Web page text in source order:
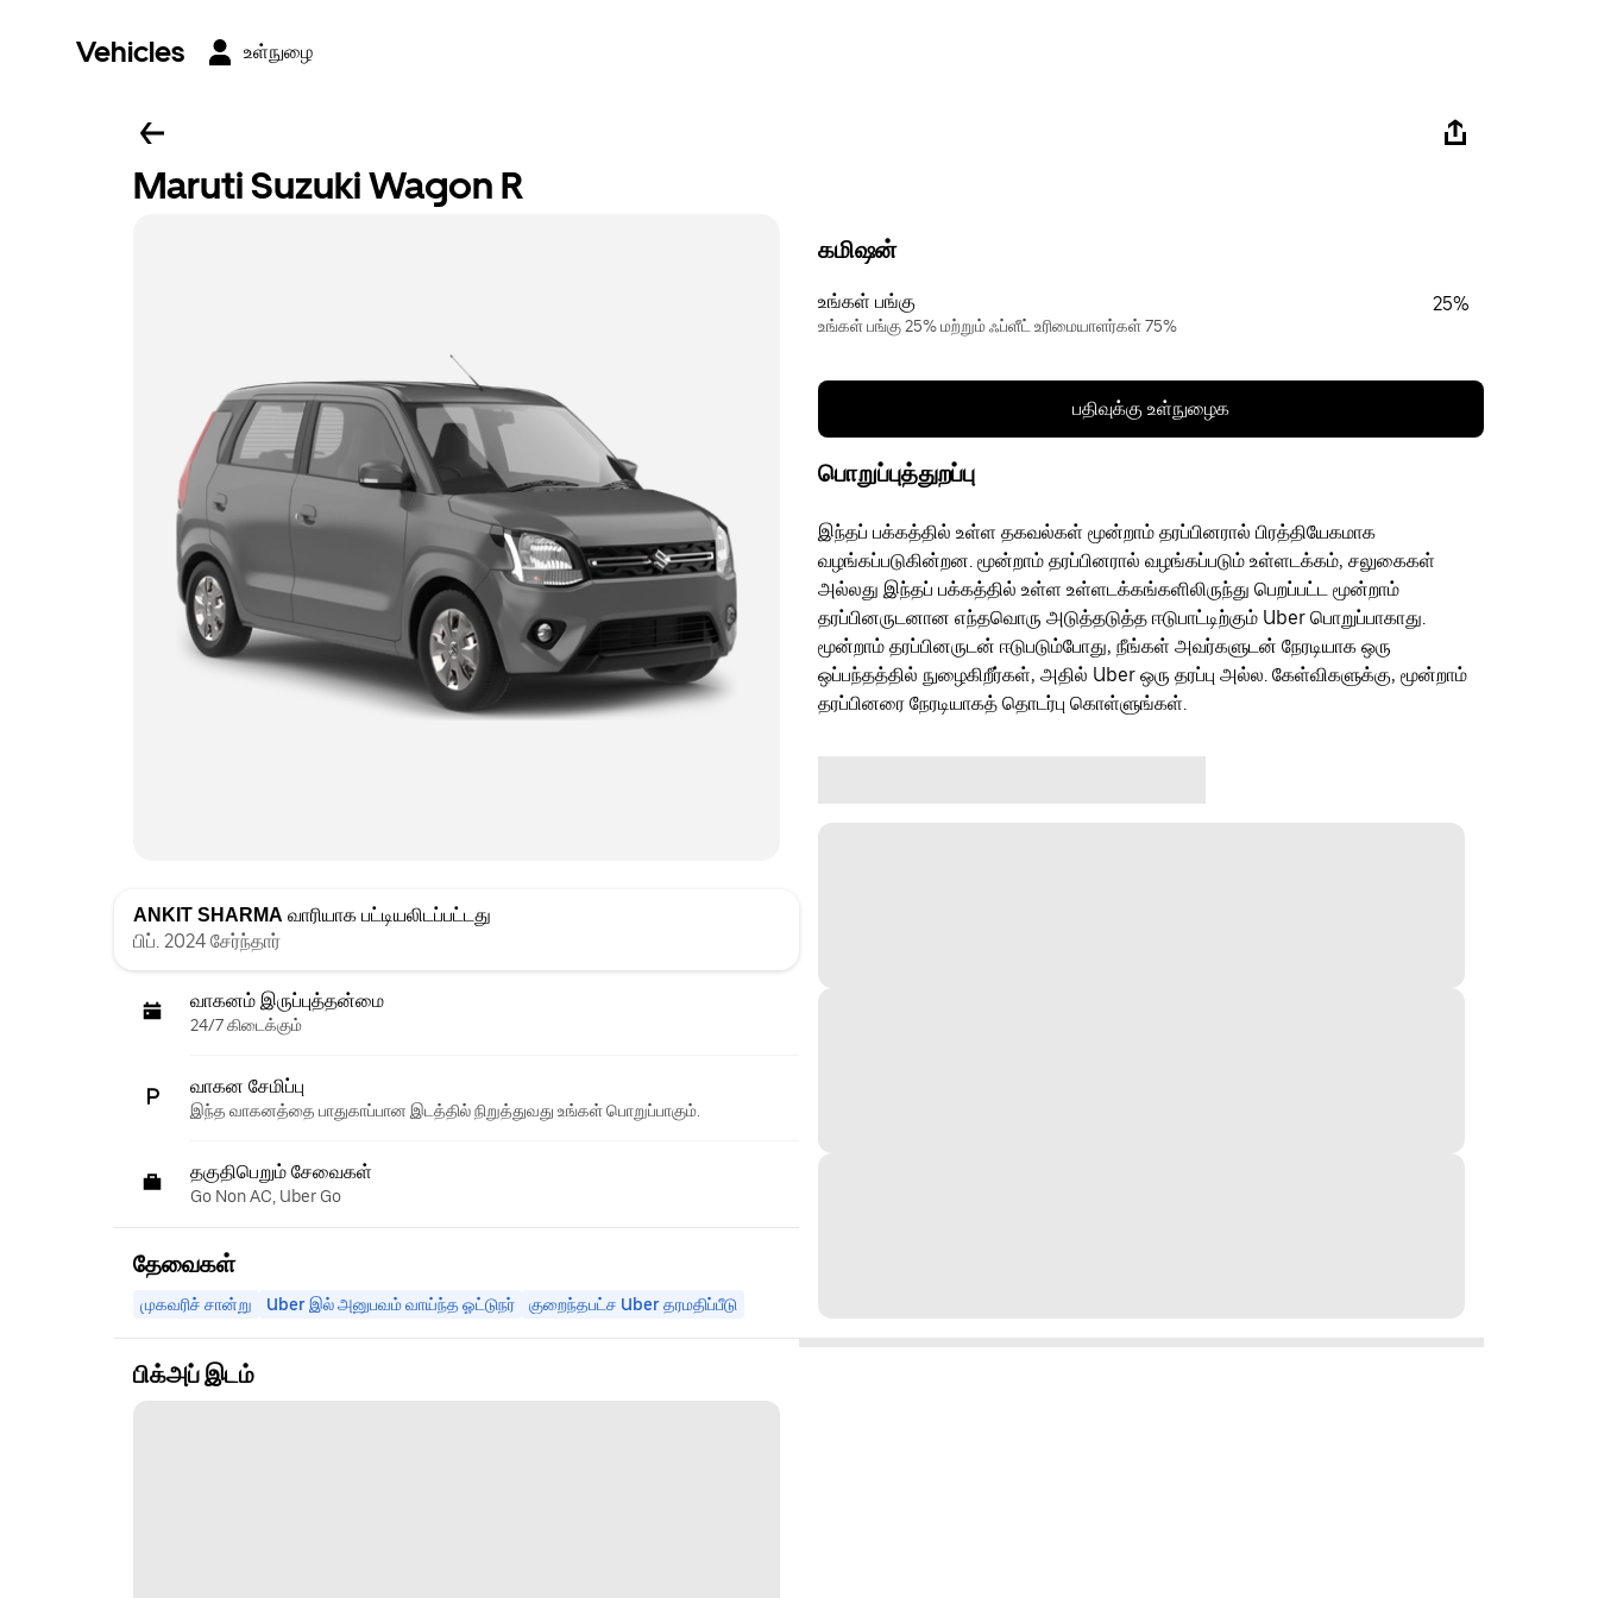
Vehicles உள்நுழை
Maruti Suzuki Wagon R
ANKIT SHARMA வாரியாக பட்டியலிடப்பட்டது
பிப். 2024 சேர்ந்தார்
வாகனம் இருப்புத்தன்மை
24/7 கிடைக்கும்
வாகன சேமிப்பு
இந்த வாகனத்தை பாதுகாப்பான இடத்தில் நிறுத்துவது உங்கள் பொறுப்பாகும்.
தகுதிபெறும் சேவைகள்
Go Non AC, Uber Go
தேவைகள்
முகவரிச் சான்று Uber இல் அனுபவம் வாய்ந்த ஓட்டுநர் குறைந்தபட்ச Uber தரமதிப்பீடு
பிக்அப் இடம்
கமிஷன்
உங்கள் பங்கு
உங்கள் பங்கு 25% மற்றும் ஃப்ளீட் உரிமையாளர்கள் 75%
25%
பதிவுக்கு உள்நுழைக
பொறுப்புத்துறப்பு
இந்தப் பக்கத்தில் உள்ள தகவல்கள் மூன்றாம் தரப்பினரால் பிரத்தியேகமாக
வழங்கப்படுகின்றன. மூன்றாம் தரப்பினரால் வழங்கப்படும் உள்ளடக்கம், சலுகைகள்
அல்லது இந்தப் பக்கத்தில் உள்ள உள்ளடக்கங்களிலிருந்து பெறப்பட்ட மூன்றாம்
தரப்பினருடனான எந்தவொரு அடுத்தடுத்த ஈடுபாட்டிற்கும் Uber பொறுப்பாகாது.
மூன்றாம் தரப்பினருடன் ஈடுபடும்போது, நீங்கள் அவர்களுடன் நேரடியாக ஒரு
ஒப்பந்தத்தில் நுழைகிறீர்கள், அதில் Uber ஒரு தரப்பு அல்ல. கேள்விகளுக்கு, மூன்றாம்
தரப்பினரை நேரடியாகத் தொடர்பு கொள்ளுங்கள்.